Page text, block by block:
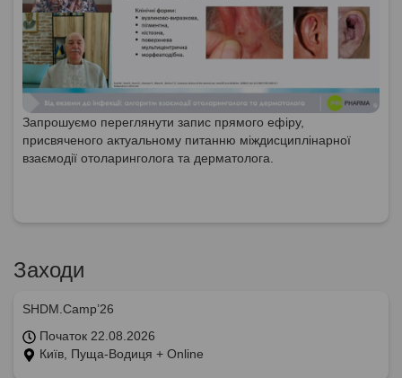
Запрошуємо переглянути запис прямого ефіру,
присвяченого актуальному питанню міждисциплінарної
взаємодії отоларинголога та дерматолога.
Заходи
SHDM.Camp’26
Початок 22.08.2026
Київ, Пуща-Водиця + Online